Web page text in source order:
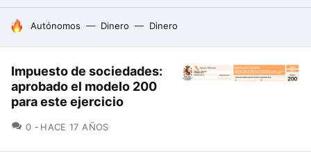
HOY SE HABLA DE
Autónomos Dinero Dinero
Impuesto de sociedades:
aprobado el modelo 200
para este ejercicio
0 COMENTARIOS
HACE 17 AÑOS